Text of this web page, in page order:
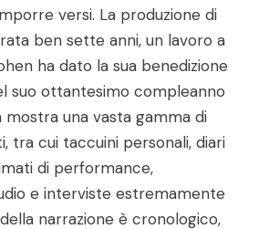
versi. La produzione di
ben sette anni, un lavoro a
ha dato la sua benedizione
suo ottantesimo compleanno
mostra una vasta gamma di
tra cui taccuini personali, diari
di performance,
e interviste estremamente
narrazione è cronologico,